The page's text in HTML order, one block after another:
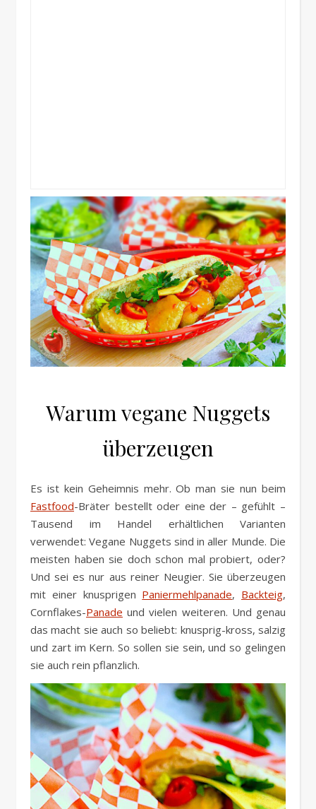
Warum vegane Nuggets
überzeugen
Es ist kein Geheimnis mehr. Ob man sie nun beim
Fastfood-Bräter bestellt oder eine der – gefühlt –
Tausend im Handel erhältlichen Varianten
verwendet: Vegane Nuggets sind in aller Munde. Die
meisten haben sie doch schon mal probiert, oder?
Und sei es nur aus reiner Neugier. Sie überzeugen
mit einer knusprigen Paniermehlpanade, Backteig,
Cornflakes-Panade und vielen weiteren. Und genau
das macht sie auch so beliebt: knusprig-kross, salzig
und zart im Kern. So sollen sie sein, und so gelingen
sie auch rein pflanzlich.